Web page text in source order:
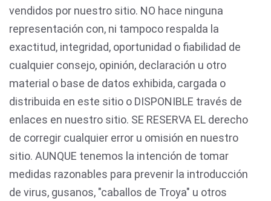
vendidos por nuestro sitio. NO hace ninguna
representación con, ni tampoco respalda la
exactitud, integridad, oportunidad o fiabilidad de
cualquier consejo, opinión, declaración u otro
material o base de datos exhibida, cargada o
distribuida en este sitio o DISPONIBLE través de
enlaces en nuestro sitio. SE RESERVA EL derecho
de corregir cualquier error u omisión en nuestro
sitio. AUNQUE tenemos la intención de tomar
medidas razonables para prevenir la introducción
de virus, gusanos, "caballos de Troya" u otros